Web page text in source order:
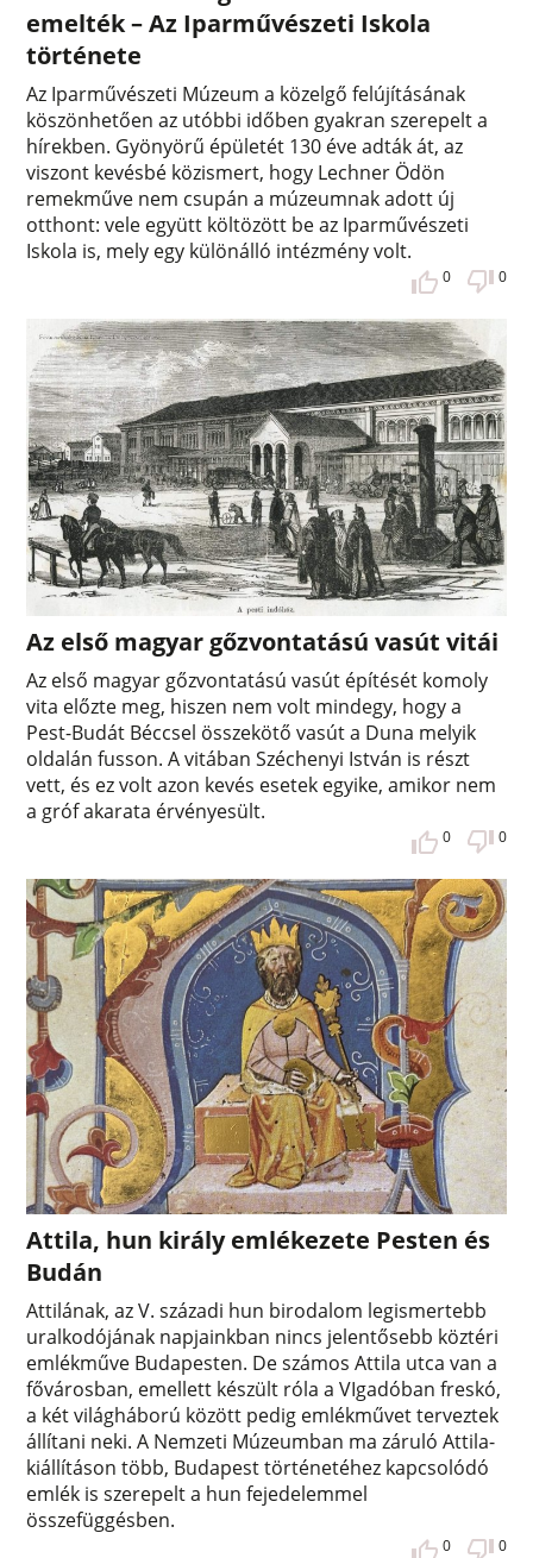
emelték – Az Iparművészeti Iskola
története
Az Iparművészeti Múzeum a közelgő felújításának
köszönhetően az utóbbi időben gyakran szerepelt a
hírekben. Gyönyörű épületét 130 éve adták át, az
viszont kevésbé közismert, hogy Lechner Ödön
remekműve nem csupán a múzeumnak adott új
otthont: vele együtt költözött be az Iparművészeti
Iskola is, mely egy különálló intézmény volt.
0 0
Az első magyar gőzvontatású vasút vitái
Az első magyar gőzvontatású vasút építését komoly
vita előzte meg, hiszen nem volt mindegy, hogy a
Pest-Budát Béccsel összekötő vasút a Duna melyik
oldalán fusson. A vitában Széchenyi István is részt
vett, és ez volt azon kevés esetek egyike, amikor nem
a gróf akarata érvényesült.
0 0
Attila, hun király emlékezete Pesten és
Budán
Attilának, az V. századi hun birodalom legismertebb
uralkodójának napjainkban nincs jelentősebb köztéri
emlékműve Budapesten. De számos Attila utca van a
fővárosban, emellett készült róla a VIgadóban freskó,
a két világháború között pedig emlékművet terveztek
állítani neki. A Nemzeti Múzeumban ma záruló Attila-
kiállításon több, Budapest történetéhez kapcsolódó
emlék is szerepelt a hun fejedelemmel
összefüggésben.
0 0